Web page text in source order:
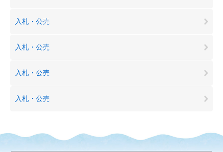
入札・公売
入札・公売
入札・公売
入札・公売